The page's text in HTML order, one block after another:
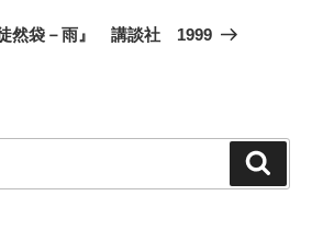
然袋－雨』 講談社 1999